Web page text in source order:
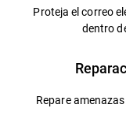
Proteja el correo
dentro
Repare